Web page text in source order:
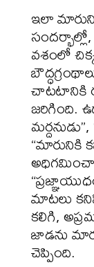
ఇలా
వశంలో
చాటటానికి
జరిగింది.
“మారునికి
మాటలు
కలిగి,
జాడను
చెప్పింది.